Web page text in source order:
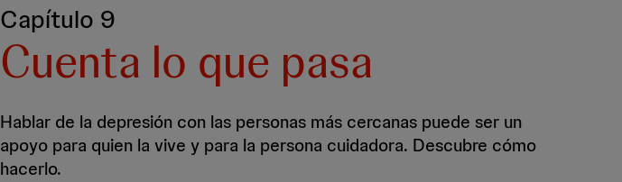
Capítulo 9
Cuenta lo que pasa
Hablar de la depresión con las personas más cercanas puede ser un
apoyo para quien la vive y para la persona cuidadora. Descubre cómo
hacerlo.